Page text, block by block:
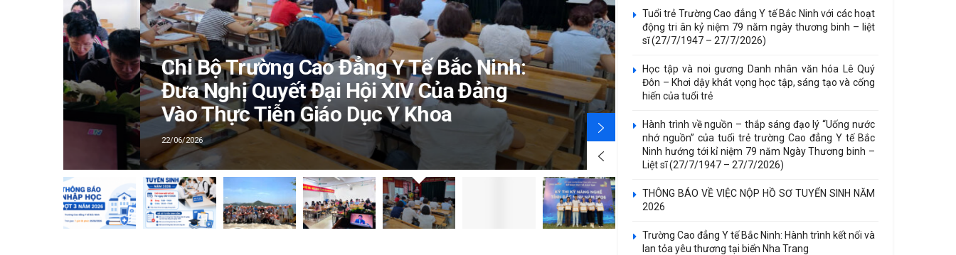
Chi Bộ Trường Cao Đẳng Y Tế Bắc Ninh:
Đưa Nghị Quyết Đại Hội XIV Của Đảng
Vào Thực Tiễn Giáo Dục Y Khoa
CHƯƠNG TRÌNH TƯ VẤN DU HỌC
ĐIỀU DƯỠNG HÀN QUỐC CỦA
TÂM AOI TẠI TRƯỜNG CAO ĐẲNG
BẮC NINH
19/06/2026
Tuổi trẻ Trường Cao đẳng Y tế Bắc Ninh với các hoạt
động tri ân kỷ niệm 79 năm ngày thương binh – liệt
sĩ (27/7/1947 – 27/7/2026)
Học tập và noi gương Danh nhân văn hóa Lê Quý
Đôn – Khơi dậy khát vọng học tập, sáng tạo và cống
hiến của tuổi trẻ
Hành trình về nguồn – thắp sáng đạo lý “Uống nước
nhớ nguồn” của tuổi trẻ trường Cao đẳng Y tế Bắc
Ninh hướng tới kỉ niệm 79 năm Ngày Thương binh –
Liệt sĩ (27/7/1947 – 27/7/2026)
THÔNG BÁO VỀ VIỆC NỘP HỒ SƠ TUYỂN SINH NĂM
2026
Trường Cao đẳng Y tế Bắc Ninh: Hành trình kết nối và
lan tỏa yêu thương tại biển Nha Trang